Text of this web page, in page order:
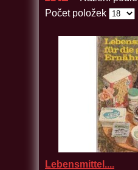
Počet položek
Lebensmittel....